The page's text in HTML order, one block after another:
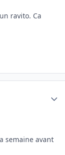
ravito. Ca
semaine avant